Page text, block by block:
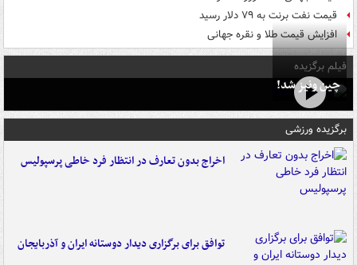
قیمت نفت برنت به ۷۹ دلار رسید
افزایش قیمت طلا و نقره جهانی
فیلم برگزیده
چین ونیز شد!
برگزیده ورزشی
اخراج بدون تعارف در انتظار فرد خاطی پرسپولیس
توافق برای برگزاری دیدار دوستانه ایران و آذربایجان